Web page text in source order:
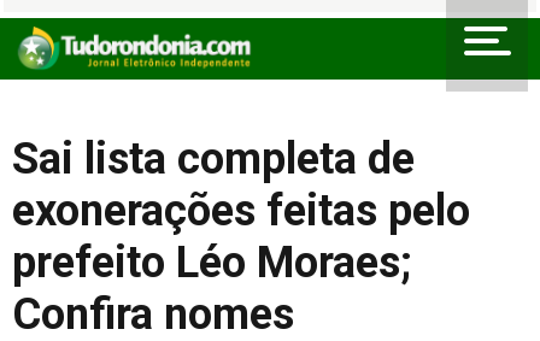
Sai lista completa de
exonerações feitas pelo
prefeito Léo Moraes;
Confira nomes